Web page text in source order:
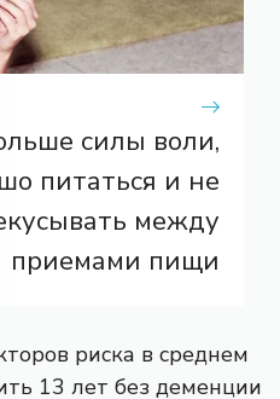
силы воли,
питаться и не
между
приемами пищи